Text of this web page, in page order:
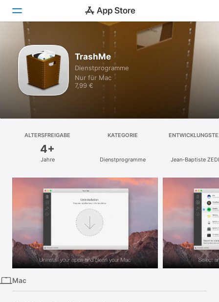
Entdecken
Arcade
Erstellen
Entwickeln
Suchen
iPad
Mac
Vision
Watch
TrashMe
Dienst­programme
Nur für Mac
7,99 €
ALTERSFREIGABE
4+
Jahre
KATEGORIE
Dienst­programme Jean-Baptiste
Mac